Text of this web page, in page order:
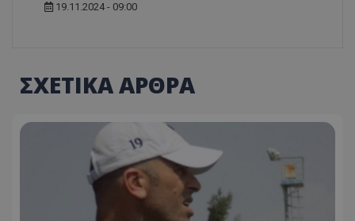
19.11.2024 - 09:00
ΣΧΕΤΙΚΑ ΑΡΘΡΑ